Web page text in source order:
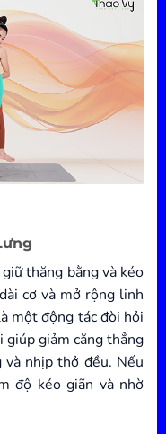
thăng bằng và kéo
cơ và mở rộng linh
một động tác đòi hỏi
giúp giảm căng thẳng
nhịp thở đều. Nếu
độ kéo giãn và nhờ